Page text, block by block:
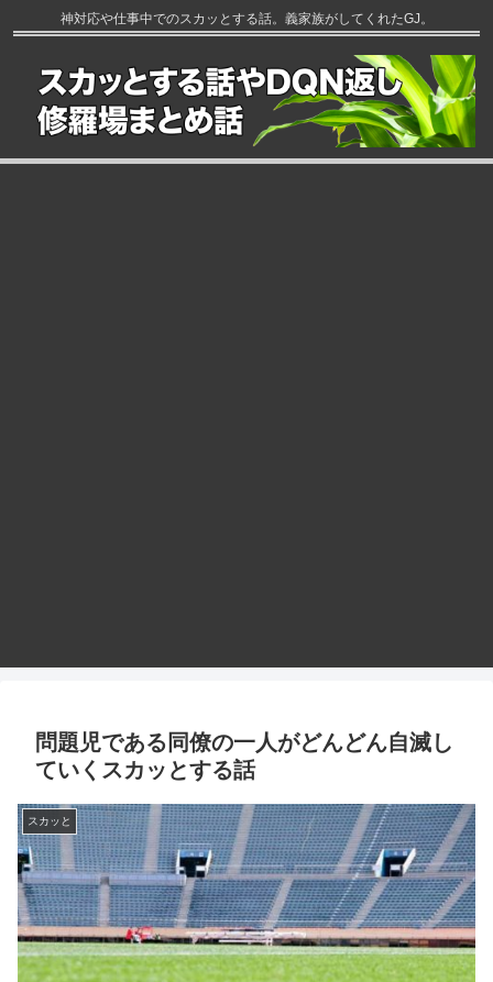
神対応や仕事中でのスカッとする話。義家族がしてくれたGJ。
問題児である同僚の一人がどんどん自滅し
ていくスカッとする話
スカッと